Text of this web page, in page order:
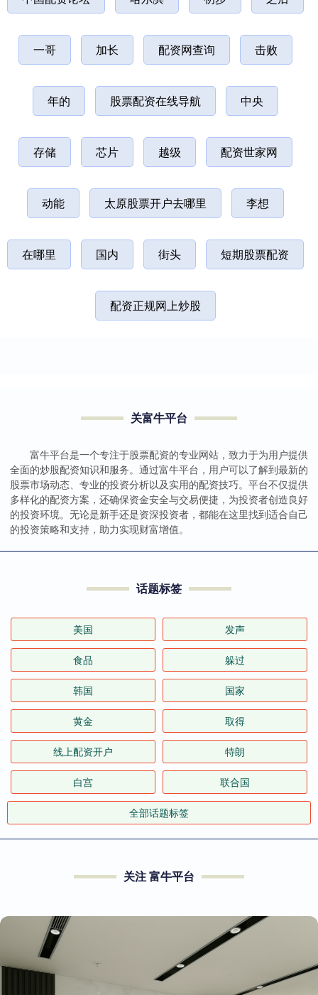
一哥 加长 配资网查询 击败
年的 股票配资在线导航 中央
存储 芯片 越级 配资世家网
动能 太原股票开户去哪里 李想
在哪里 国内 街头 短期股票配资
配资正规网上炒股
关富牛平台
富牛平台是一个专注于股票配资的专业网站，致力于为用户提供
全面的炒股配资知识和服务。通过富牛平台，用户可以了解到最新的
股票市场动态、专业的投资分析以及实用的配资技巧。平台不仅提供
多样化的配资方案，还确保资金安全与交易便捷，为投资者创造良好
的投资环境。无论是新手还是资深投资者，都能在这里找到适合自己
的投资策略和支持，助力实现财富增值。
话题标签
美国 发声
食品 躲过
韩国 国家
黄金 取得
线上配资开户 特朗
白宫 联合国
全部话题标签
关注 富牛平台